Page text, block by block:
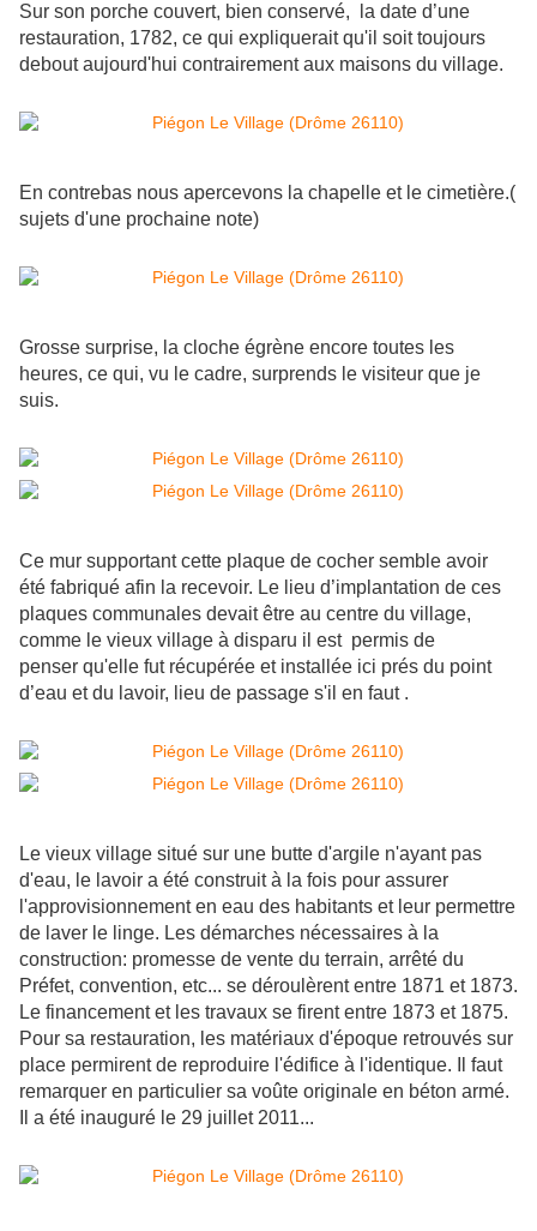
Sur son porche couvert, bien conservé, la date d’une
restauration, 1782, ce qui expliquerait qu'il soit toujours
debout aujourd'hui contrairement aux maisons du village.
En contrebas nous apercevons la chapelle et le cimetière.(
sujets d'une prochaine note)
Grosse surprise, la cloche égrène encore toutes les
heures, ce qui, vu le cadre, surprends le visiteur que je
suis.
Ce mur supportant cette plaque de cocher semble avoir
été fabriqué afin la recevoir. Le lieu d’implantation de ces
plaques communales devait être au centre du village,
comme le vieux village à disparu il est permis de
penser qu'elle fut récupérée et installée ici prés du point
d’eau et du lavoir, lieu de passage s'il en faut .
Le vieux village situé sur une butte d'argile n'ayant pas
d'eau, le lavoir a été construit à la fois pour assurer
l'approvisionnement en eau des habitants et leur permettre
de laver le linge. Les démarches nécessaires à la
construction: promesse de vente du terrain, arrêté du
Préfet, convention, etc... se déroulèrent entre 1871 et 1873.
Le financement et les travaux se firent entre 1873 et 1875.
Pour sa restauration, les matériaux d'époque retrouvés sur
place permirent de reproduire l'édifice à l'identique. Il faut
remarquer en particulier sa voûte originale en béton armé.
Il a été inauguré le 29 juillet 2011...